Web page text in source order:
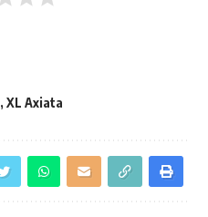
, XL Axiata